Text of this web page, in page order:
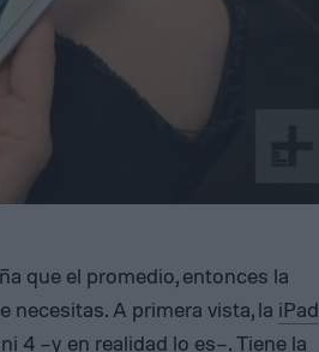
que el promedio, entonces la
necesitas. A primera vista, la iPad
4 –y en realidad lo es–. Tiene la